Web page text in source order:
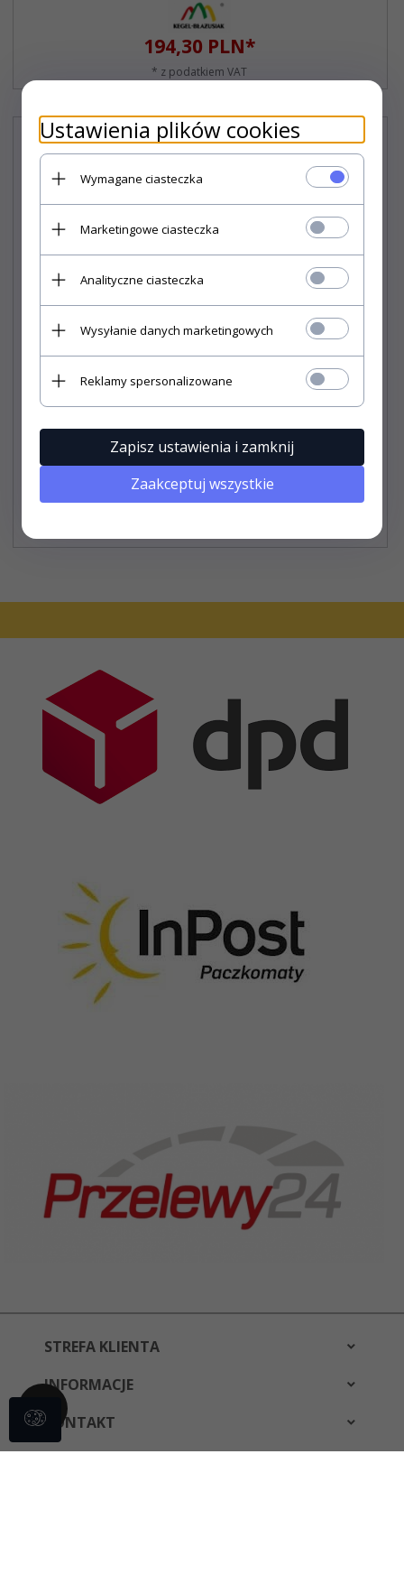
194,30 PLN*
* z podatkiem VAT
137,90PLN*
STREFA KLIENTA
INFORMACJE
KONTAKT
Ustawienia plików cookies
Wymagane ciasteczka
Marketingowe ciasteczka
Analityczne ciasteczka
Wysyłanie danych marketingowych
Reklamy spersonalizowane
Zapisz ustawienia i zamknij
Zaakceptuj wszystkie